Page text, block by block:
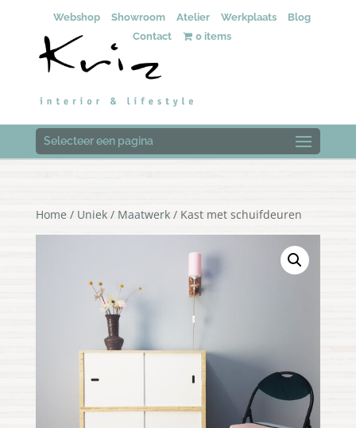
Webshop Showroom Atelier Werkplaats
Blog
Contact
0 items
Selecteer een pagina
Home / Uniek/ Maatwerk/ Kast met schuifdeuren